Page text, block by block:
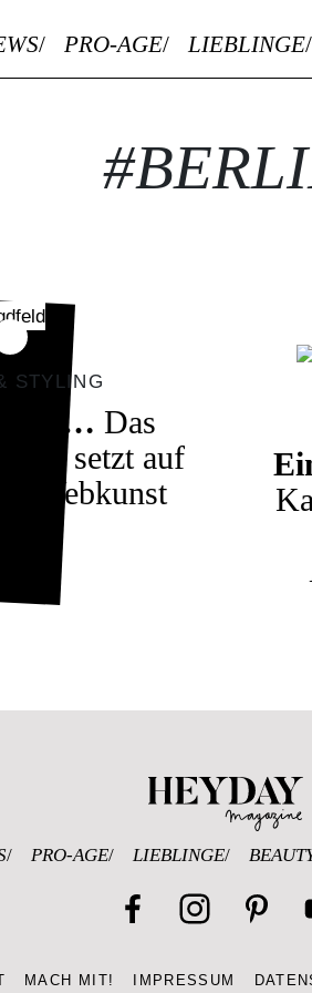
PRO-AGE LIEBLINGE
STYLING
Das
setzt auf
Webkunst
PRO-AGE LIEBLINGE
MACH MIT! IMPRESSUM